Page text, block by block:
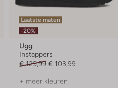
Laatste maten
-20%
Ugg
Instappers
€ 129,99 € 103,99
+ meer kleuren